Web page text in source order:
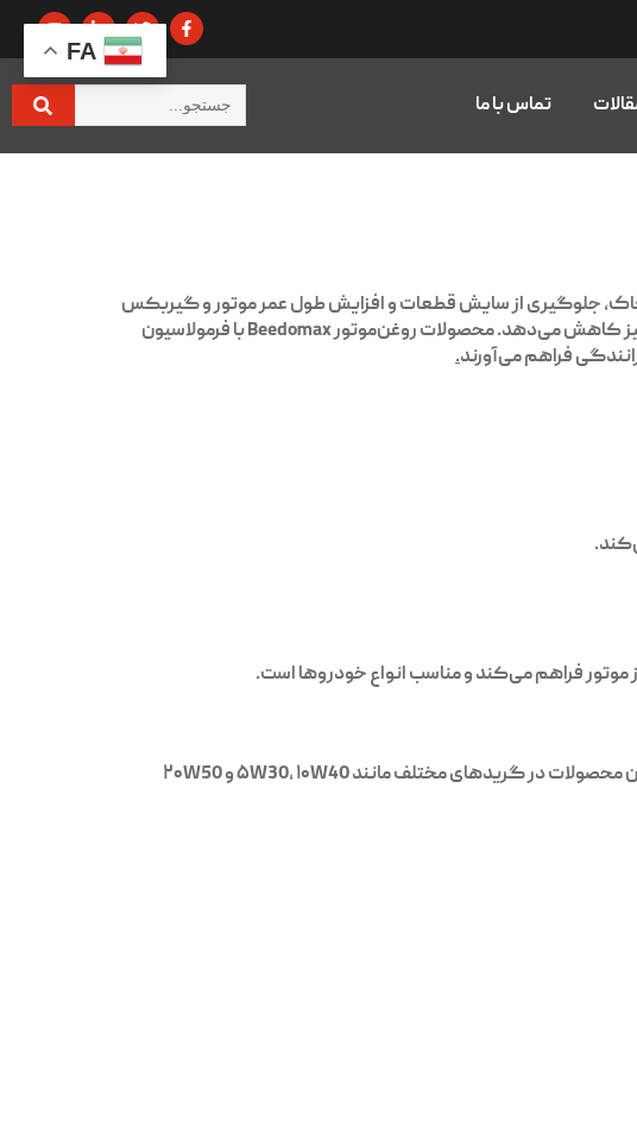
تماس با ما
جلوگیری از سایش قطعات و افزایش طول عمر موتور و گیربکس
نیز کاهش می‌دهد. محصولاتروغن‌موتور Beedomax
با فرمولاسیون
فراهم می‌آورند.
موتور فراهم می‌کند و مناسب انواع خودروها است.
با ترکیب مواد پایه و افزودنی‌های ضد سایش و ضد اکسیداسیون تولید شده‌اند. این محصولات در گریدهای مختلف مانند ۵W30، ۱۰W40 و ۲۰W50
FA